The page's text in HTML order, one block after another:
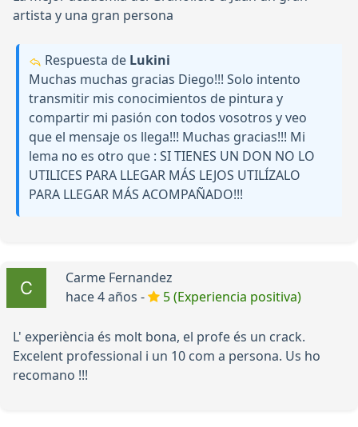
artista y una gran persona
Respuesta de Lukini
Muchas muchas gracias Diego!!! Solo intento
transmitir mis conocimientos de pintura y
compartir mi pasión con todos vosotros y veo
que el mensaje os llega!!! Muchas gracias!!! Mi
lema no es otro que : SI TIENES UN DON NO LO
UTILICES PARA LLEGAR MÁS LEJOS UTILÍZALO
PARA LLEGAR MÁS ACOMPAÑADO!!!
Carme Fernandez
hace 4 años -
5 (Experiencia positiva)
L' experiència és molt bona, el profe és un crack.
Excelent professional i un 10 com a persona. Us ho
recomano !!!